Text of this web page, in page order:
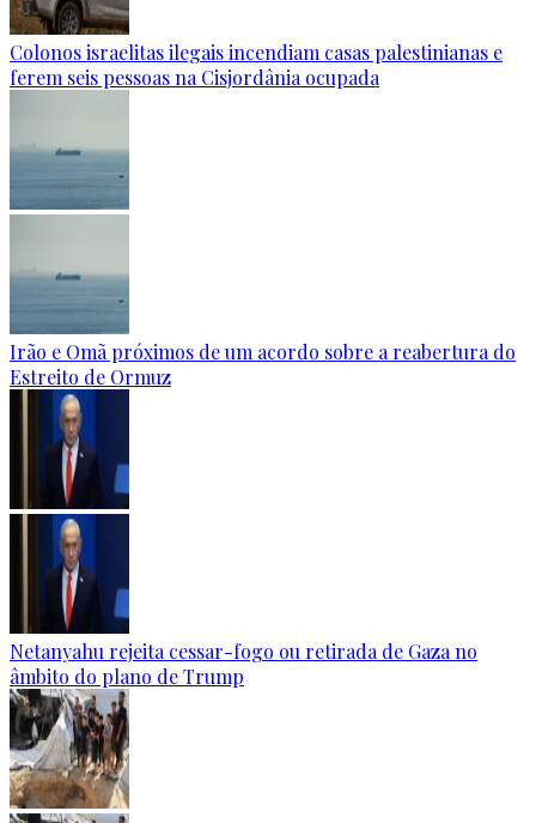
Colonos israelitas ilegais incendiam casas palestinianas e
ferem seis pessoas na Cisjordânia ocupada
Irão e Omã próximos de um acordo sobre a reabertura do
Estreito de Ormuz
Netanyahu rejeita cessar-fogo ou retirada de Gaza no
âmbito do plano de Trump